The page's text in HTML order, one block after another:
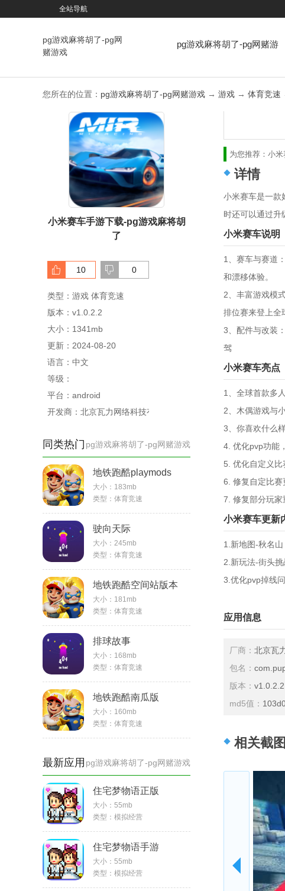
全站导航
pg游戏麻将胡了-pg网
赌游戏
pg游戏麻将胡了-pg网赌游
您所在的位置： pg游戏麻将胡了-pg网赌游戏 → 游戏 → 体育竞速
小米赛车手游下载-pg游戏麻将胡
了
10 0
类型：游戏 体育竞速
版本：v1.0.2.2
大小：1341mb
更新：2024-08-20
语言：中文
等级：
平台：android
开发商：北京瓦力网络科技有限公司
pg游戏麻将胡了-pg网赌游戏
同类热门
地铁跑酷playmods
大小： 183mb
类型： 体育竞速
驶向天际
大小： 245mb
类型： 体育竞速
地铁跑酷空间站版本
大小： 181mb
类型： 体育竞速
排球故事
大小： 168mb
类型： 体育竞速
地铁跑酷南瓜版
大小： 160mb
类型： 体育竞速
pg游戏麻将胡了-pg网赌游戏
最新应用
住宅梦物语正版
大小：55mb
类型：模拟经营
住宅梦物语手游
大小：55mb
类型：模拟经营
为您推荐： 小米
详情
小米赛车是一款
时还可以通过升
小米赛车说明
1、赛车与赛道
和漂移体验。
2、丰富游戏模
排位赛来登上全
3、配件与改装
驾
小米赛车亮点
1、全球首款多
2、木偶游戏与
3、你喜欢什么
4. 优化pvp功能
5. 优化自定义
6. 修复自定比赛
7. 修复部分玩
小米赛车更新
1.新地图-秋名山
2.新玩法-街头挑
3.优化pvp掉线问
应用信息
厂商： 北京瓦
包名：
版本： v1.0.2.2
md5值：
相关截图